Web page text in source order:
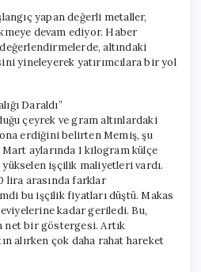
yapan değerli metaller,
devam ediyor. Haber
altındaki
yineleyerek yatırımcılara bir yol
Daraldı”
çeyrek ve gram altınlardaki
erdiğini belirten Memiş, şu
aylarında 1 kilogram külçe
işçilik maliyetleri vardı.
lira arasında farklar
bu işçilik fiyatları düştü. Makas
kadar geriledi. Bu,
net bir göstergesi. Artık
alırken çok daha rahat hareket